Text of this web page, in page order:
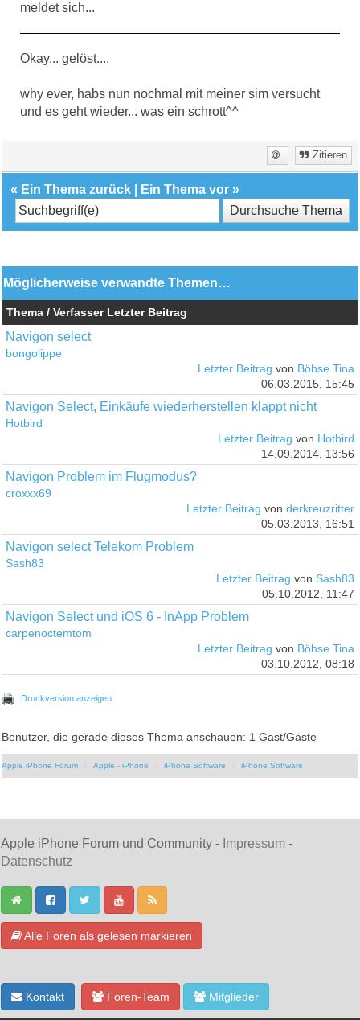
meldet sich...
Okay... gelöst....
why ever, habs nun nochmal mit meiner sim versucht
und es geht wieder... was ein schrott^^
Zitieren
« Ein Thema zurück Ein Thema vor »
Möglicherweise verwandte Themen…
Thema / Verfasser Letzter Beitrag
Navigon select
bongolippe
Letzter Beitrag von Böhse Tina
06.03.2015, 15:45
Navigon Select, Einkäufe wiederherstellen klappt nicht
Hotbird
Letzter Beitrag von Hotbird
14.09.2014, 13:56
Navigon Problem im Flugmodus?
croxxx69
Letzter Beitrag von derkreuzritter
05.03.2013, 16:51
Navigon select Telekom Problem
Sash83
Letzter Beitrag von Sash83
05.10.2012, 11:47
Navigon Select und iOS 6 - InApp Problem
carpenoctemtom
Letzter Beitrag von Böhse Tina
03.10.2012, 08:18
Druckversion anzeigen
Benutzer, die gerade dieses Thema anschauen: 1 Gast/Gäste
Apple iPhone Forum Apple - iPhone iPhone Software iPhone Software
Apple iPhone Forum und Community - Impressum -
Datenschutz
Alle Foren als gelesen markieren
Kontakt Foren-Team Mitglieder